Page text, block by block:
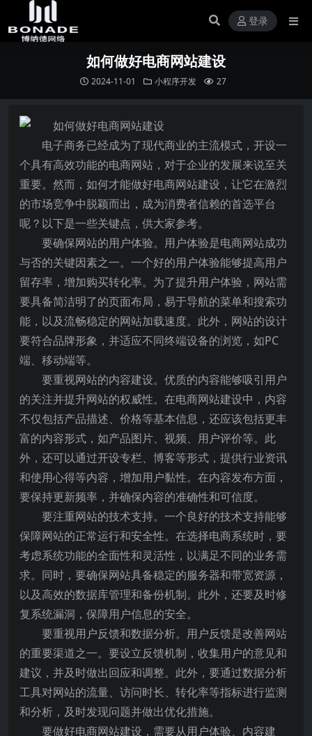
登录
如何做好电商网站建设
2024-11-01 小程序开发 27
电子商务已经成为了现代商业的主流模式，开设一
个具有高效功能的电商网站，对于企业的发展来说至关
重要。然而，如何才能做好电商网站建设，让它在激烈
的市场竞争中脱颖而出，成为消费者信赖的首选平台
呢？以下是一些关键点，供大家参考。
要确保网站的用户体验。用户体验是电商网站成功
与否的关键因素之一。一个好的用户体验能够提高用户
留存率，增加购买转化率。为了提升用户体验，网站需
要具备简洁明了的页面布局，易于导航的菜单和搜索功
能，以及流畅稳定的网站加载速度。此外，网站的设计
要符合品牌形象，并适应不同终端设备的浏览，如PC
端、移动端等。
要重视网站的内容建设。优质的内容能够吸引用户
的关注并提升网站的权威性。在电商网站建设中，内容
不仅包括产品描述、价格等基本信息，还应该包括更丰
富的内容形式，如产品图片、视频、用户评价等。此
外，还可以通过开设专栏、博客等形式，提供行业资讯
和使用心得等内容，增加用户黏性。在内容发布方面，
要保持更新频率，并确保内容的准确性和可信度。
要注重网站的技术支持。一个良好的技术支持能够
保障网站的正常运行和安全性。在选择电商系统时，要
考虑系统功能的全面性和灵活性，以满足不同的业务需
求。同时，要确保网站具备稳定的服务器和带宽资源，
以及高效的数据库管理和备份机制。此外，还要及时修
复系统漏洞，保障用户信息的安全。
要重视用户反馈和数据分析。用户反馈是改善网站
的重要渠道之一。要设立反馈机制，收集用户的意见和
建议，并及时做出回应和调整。此外，要通过数据分析
工具对网站的流量、访问时长、转化率等指标进行监测
和分析，及时发现问题并做出优化措施。
要做好电商网站建设，需要从用户体验、内容建